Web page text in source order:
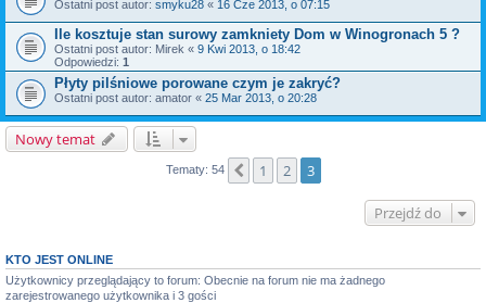
Ostatni post autor: smyku28 « 16 Cze 2013, o 07:15
Ile kosztuje stan surowy zamkniety Dom w Winogronach 5 ?
Ostatni post autor: Mirek « 9 Kwi 2013, o 18:42
Odpowiedzi: 1
Płyty pilśniowe porowane czym je zakryć?
Ostatni post autor: amator « 25 Mar 2013, o 20:28
Nowy temat
Tematy: 54 Poprzednia
1 2 3
Przejdź do
KTO JEST ONLINE
Użytkownicy przeglądający to forum: Obecnie na forum nie ma żadnego
zarejestrowanego użytkownika i 3 gości